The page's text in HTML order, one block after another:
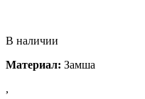
В наличии
Материал: Замша
,